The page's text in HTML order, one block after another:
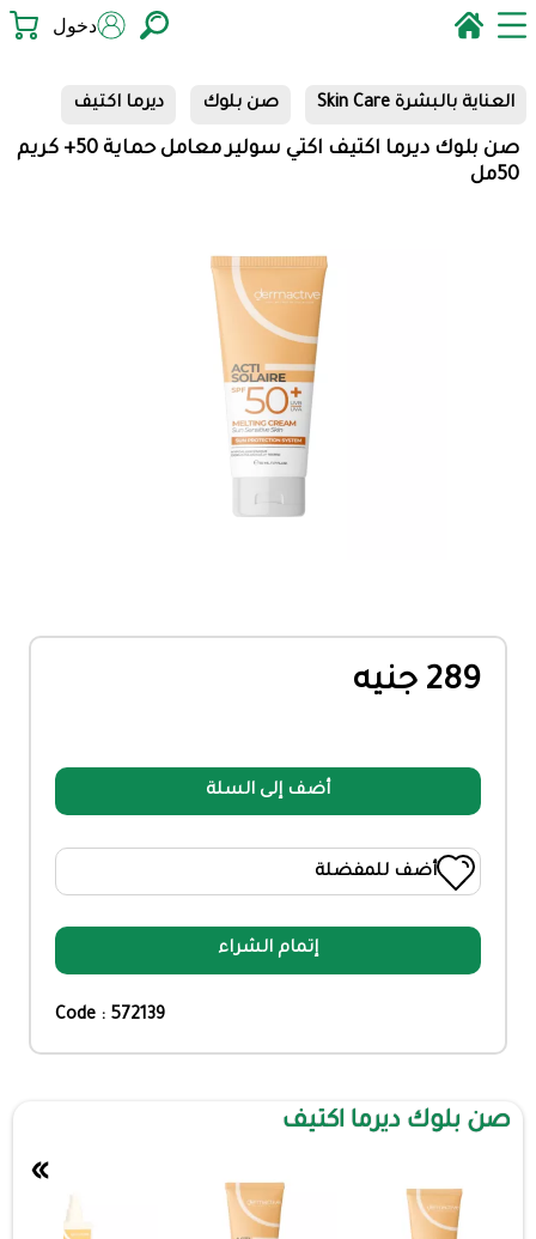
دخول
العناية بالبشرة Skin Care صن بلوك ديرما اكتيف
صن بلوك ديرما اكتيف اكتي سولير معامل حماية 50+ كريم
50مل
289 جنيه
أضف إلى السلة
أضف للمفضلة
إتمام الشراء
Code : 572139
صن بلوك ديرما اكتيف
»